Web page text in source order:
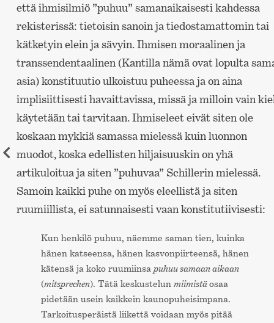
että ihmisilmiö ”puhuu” samanaikaisesti kahdessa
rekisterissä: tietoisin sanoin ja tiedostamattomin tai
kätketyin elein ja sävyin. Ihmisen moraalinen ja
transsendentaalinen (Kantilla nämä ovat lopulta
asia) konstituutio ulkoistuu puheessa ja on aina
implisiittisesti havaittavissa, missä ja milloin vain
käytetään tai tarvitaan. Ihmiseleet eivät siten ole
koskaan mykkiä samassa mielessä kuin luonnon
muodot, koska edellisten hiljaisuuskin on yhä
artikuloitua ja siten ”puhuvaa” Schillerin mielessä.
Samoin kaikki puhe on myös eleellistä ja siten
ruumiillista, ei satunnaisesti vaan konstitutiivisesti:
Kun henkilö puhuu, näemme saman tien, kuinka
hänen katseensa, hänen kasvonpiirteensä, hänen
kätensä ja koko ruumiinsa puhuu samaan aikaan
(mitsprechen). Tätä keskustelun miimistäosaa
pidetään usein kaikkein kaunopuheisimpana.
Tarkoitusperäistä liikettä voidaan myös pitää